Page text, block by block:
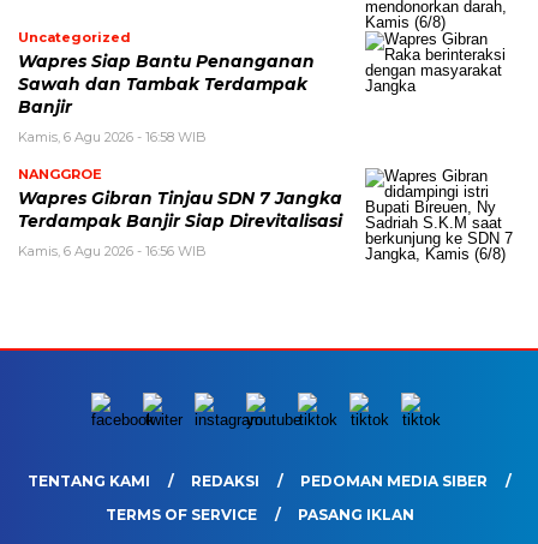
Uncategorized
Wapres Siap Bantu Penanganan
Sawah dan Tambak Terdampak
Banjir
Kamis, 6 Agu 2026 - 16:58 WIB
NANGGROE
Wapres Gibran Tinjau SDN 7 Jangka
Terdampak Banjir Siap Direvitalisasi
Kamis, 6 Agu 2026 - 16:56 WIB
TENTANG KAMI REDAKSI
PEDOMAN MEDIA SIBER
TERMS OF SERVICE
PASANG IKLAN